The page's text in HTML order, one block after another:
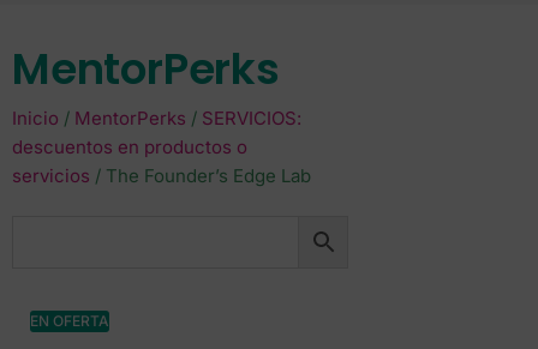
MentorPerks
Inicio / MentorPerks / SERVICIOS:
descuentos en productos o
servicios / The Founder’s Edge Lab
EN OFERTA